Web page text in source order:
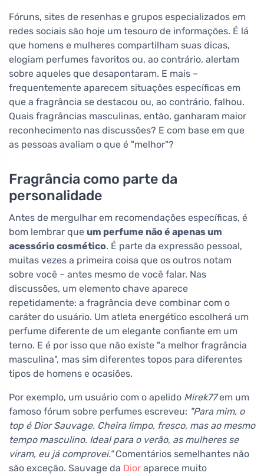
Fóruns, sites de resenhas e grupos especializados em
redes sociais são hoje um tesouro de informações. É lá
que homens e mulheres compartilham suas dicas,
elogiam perfumes favoritos ou, ao contrário, alertam
sobre aqueles que desapontaram. E mais –
frequentemente aparecem situações específicas em
que a fragrância se destacou ou, ao contrário, falhou.
Quais fragrâncias masculinas, então, ganharam maior
reconhecimento nas discussões? E com base em que
as pessoas avaliam o que é "melhor"?
Fragrância como parte da
personalidade
Antes de mergulhar em recomendações específicas, é
bom lembrar que um perfume não é apenas um
acessório cosmético. É parte da expressão pessoal,
muitas vezes a primeira coisa que os outros notam
sobre você – antes mesmo de você falar. Nas
discussões, um elemento chave aparece
repetidamente: a fragrância deve combinar com o
caráter do usuário. Um atleta energético escolherá um
perfume diferente de um elegante confiante em um
terno. E é por isso que não existe "a melhor fragrância
masculina", mas sim diferentes topos para diferentes
tipos de homens e ocasiões.
Por exemplo, um usuário com o apelido Mirek77em um
famoso fórum sobre perfumes escreveu: "Para mim, o
top é Dior Sauvage. Cheira limpo, fresco, mas ao mesmo
tempo masculino. Ideal para o verão, as mulheres se
viram, eu já comprovei."Comentários semelhantes não
são exceção. Sauvage da Dior aparece muito